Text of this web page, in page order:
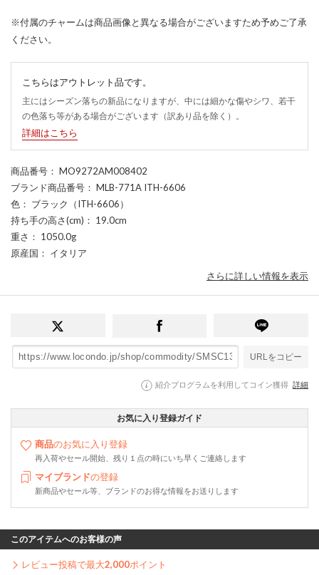
※付属のチャームは商品画像と異なる場合がございますため予めご了承
ください。
こちらはアウトレット品です。
主にはシーズン落ちの新品になりますが、中には細かな傷やシワ、若干
の色落ち等がある場合がございます（訳あり品を除く）。
詳細はこちら
商品番号 ： MO9272AM008402
ブランド商品番号 ： MLB-771A ITH-6606
色 ： ブラック（ITH-6606）
持ち手の高さ(cm) ： 19.0cm
重さ ： 1050.0g
原産国 ： イタリア
さらに詳しい情報を表示
URLをコピー
紹介プログラムを利用してコイン獲得 詳細
お気に入り登録ガイド
商品のお気に入り登録
再入荷やセール開始、残り１点の時にいち早くご連絡します
マイブランドの登録
新商品やセール等、ブランドのお得な情報をお送りします
このアイテムへのお客様の声
レビュー投稿で最大2,000ポイント